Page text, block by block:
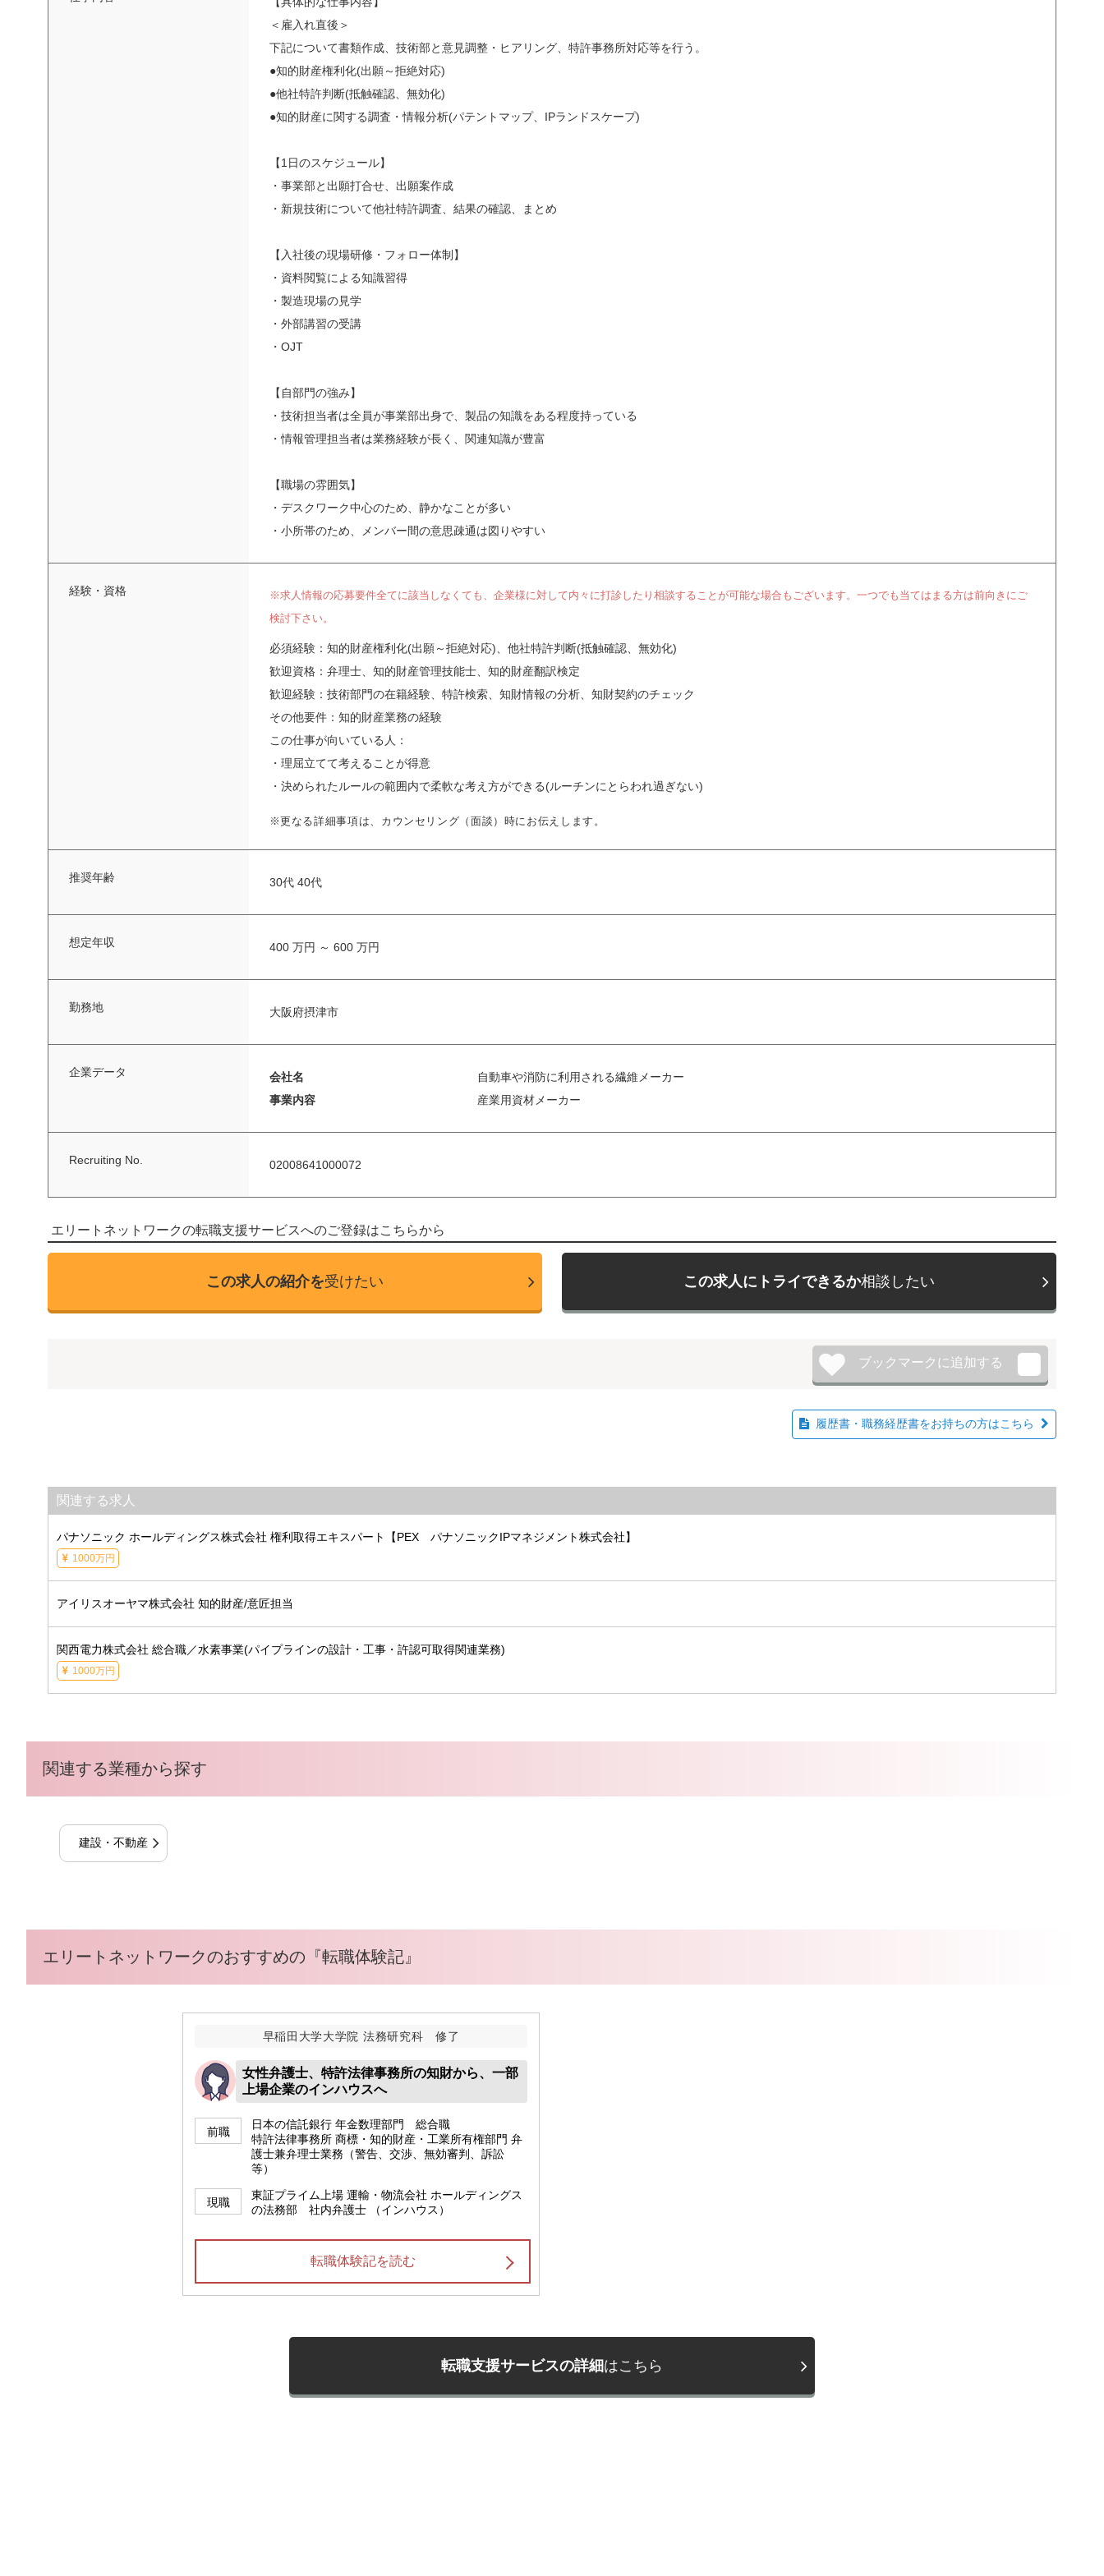
＜雇入れ直後＞
下記について書類作成、技術部と意見調整・ヒアリング、特許事務所対応等を行う。
●知的財産権利化(出願～拒絶対応)
●他社特許判断(抵触確認、無効化)
●知的財産に関する調査・情報分析(パテントマップ、IPランドスケープ)
【1日のスケジュール】
・事業部と出願打合せ、出願案作成
・新規技術について他社特許調査、結果の確認、まとめ
【入社後の現場研修・フォロー体制】
・資料閲覧による知識習得
・製造現場の見学
・外部講習の受講
・OJT
【自部門の強み】
・技術担当者は全員が事業部出身で、製品の知識をある程度持っている
・情報管理担当者は業務経験が長く、関連知識が豊富
【職場の雰囲気】
・デスクワーク中心のため、静かなことが多い
・小所帯のため、メンバー間の意思疎通は図りやすい
経験・資格
※求人情報の応募要件全てに該当しなくても、企業様に対して内々に打診したり相談することが可能な場合もございます。一つでも当てはまる方は前向きにご
検討下さい。
必須経験：知的財産権利化(出願～拒絶対応)、他社特許判断(抵触確認、無効化)
歓迎資格：弁理士、知的財産管理技能士、知的財産翻訳検定
歓迎経験：技術部門の在籍経験、特許検索、知財情報の分析、知財契約のチェック
その他要件：知的財産業務の経験
この仕事が向いている人：
・理屈立てて考えることが得意
・決められたルールの範囲内で柔軟な考え方ができる(ルーチンにとらわれ過ぎない)
※更なる詳細事項は、カウンセリング（面談）時にお伝えします。
推奨年齢 30代 40代
想定年収 400 万円 ～ 600 万円
勤務地 大阪府摂津市
企業データ 会社名
自動車や消防に利用される繊維メーカー
事業内容
産業用資材メーカー
Recruiting No. 02008641000072
エリートネットワークの転職支援サービスへのご登録はこちらから
この求人の紹介を受けたい この求人にトライできるか相談したい
履歴書・職務経歴書をお持ちの方はこちら
関連する求人
パナソニック ホールディングス株式会社 権利取得エキスパート【PEX パナソニックIPマネジメント株式会社】
1000万円
アイリスオーヤマ株式会社 知的財産/意匠担当
関西電力株式会社 総合職／水素事業(パイプラインの設計・工事・許認可取得関連業務)
1000万円
関連する業種から探す
建設・不動産
エリートネットワークのおすすめの『転職体験記』
早稲田大学大学院 法務研究科 修了
女性弁護士、特許法律事務所の知財から、一部
上場企業のインハウスへ
前職
日本の信託銀行 年金数理部門 総合職
特許法律事務所 商標・知的財産・工業所有権部門 弁
護士兼弁理士業務（警告、交渉、無効審判、訴訟
等）
現職
東証プライム上場 運輸・物流会社 ホールディングス
の法務部 社内弁護士 （インハウス）
転職体験記を読む
転職支援サービスの詳細はこちら